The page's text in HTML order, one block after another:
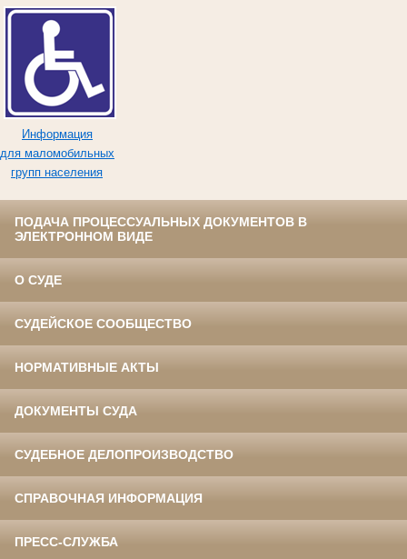
Информация
для маломобильных
групп населения
ПОДАЧА ПРОЦЕССУАЛЬНЫХ ДОКУМЕНТОВ В
ЭЛЕКТРОННОМ ВИДЕ
О СУДЕ
СУДЕЙСКОЕ СООБЩЕСТВО
НОРМАТИВНЫЕ АКТЫ
ДОКУМЕНТЫ СУДА
СУДЕБНОЕ ДЕЛОПРОИЗВОДСТВО
СПРАВОЧНАЯ ИНФОРМАЦИЯ
ПРЕСС-СЛУЖБА